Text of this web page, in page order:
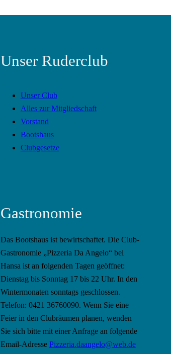
Unser Ruderclub
Unser Club
Alles zur Mitgliedschaft
Vorstand
Bootshaus
Clubgesetze
Gastronomie
Das Bootshaus ist bewirtschaftet. Die Club-
Gastronomie „Pizzeria Da Angelo“ bei
Hansa ist an folgenden Tagen geöffnet:
Dienstag bis Sonntag 17 bis 22 Uhr. In den
Wintermonaten sonntags geschlossen.
Telefon: 0421 36760090. Wenn Sie eine
Feier in den Clubräumen planen, wenden
Sie sich bitte mit einer Anfrage an folgende
Email-Adresse Pizzeria.daangelo@web.de